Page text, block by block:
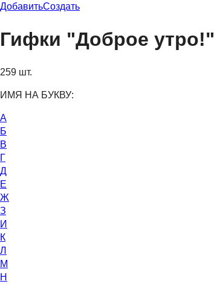
ДобавитьСоздать
Гифки "Доброе утро!"
259 шт.
ИМЯ НА БУКВУ:
А
Б
В
Г
Д
Е
Ж
З
И
К
Л
М
Н